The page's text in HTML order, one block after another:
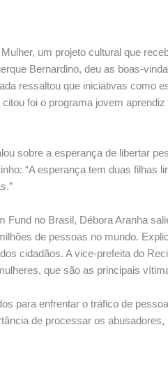
um projeto cultural que
Bernardino, deu as boas-
ressaltou que iniciativas como
foi o programa jovem
sobre a esperança de libertar
“A esperança tem duas filhas
no Brasil, Débora Aranha
de pessoas no mundo.
cidadãos. A vice-prefeita do
que são as principais
para enfrentar o tráfico de
de processar os